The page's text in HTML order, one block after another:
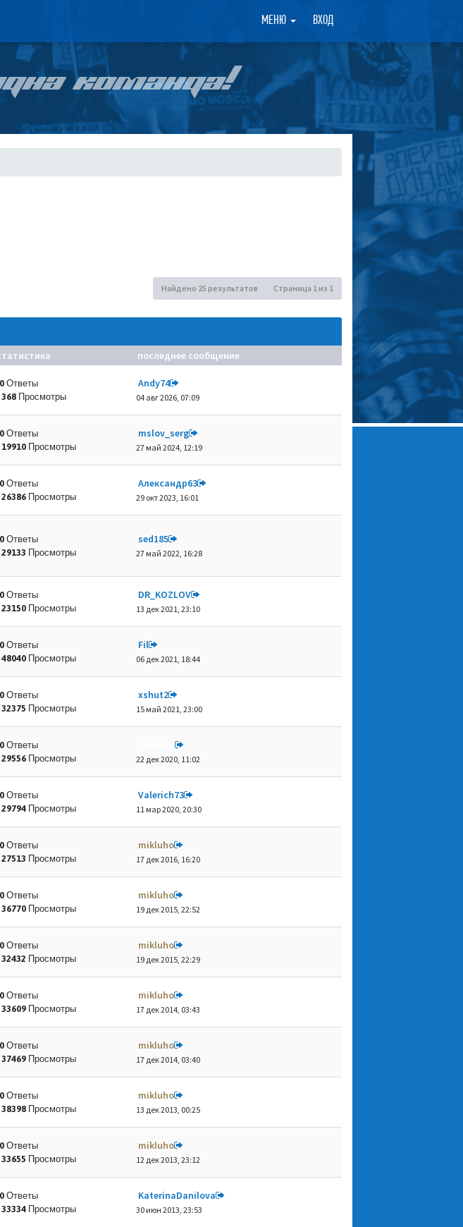
МЕНЮ ВХОД ×
КОМАНДА!
Найдено 25 результатов Страница 1из 1
последнее сообщение
0 Ответы
368 Просмотры
Andy74
04 авг 2026, 07:09
0 Ответы
19910 Просмотры
mslov_serg
27 май 2024, 12:19
0 Ответы
26386 Просмотры
Александр63
29 окт 2023, 16:01
0 Ответы
29133 Просмотры
sed185
27 май 2022, 16:28
0 Ответы
23150 Просмотры
DR_KOZLOV
13 дек 2021, 23:10
0 Ответы
48040 Просмотры
Fil
06 дек 2021, 18:44
0 Ответы
32375 Просмотры
xshut2
15 май 2021, 23:00
0 Ответы
29556 Просмотры
22 дек 2020, 11:02
0 Ответы
29794 Просмотры
Valerich73
11 мар 2020, 20:30
0 Ответы
27513 Просмотры
mikluho
17 дек 2016, 16:20
0 Ответы
36770 Просмотры
mikluho
19 дек 2015, 22:52
0 Ответы
32432 Просмотры
mikluho
19 дек 2015, 22:29
0 Ответы
33609 Просмотры
mikluho
17 дек 2014, 03:43
0 Ответы
37469 Просмотры
mikluho
17 дек 2014, 03:40
0 Ответы
38398 Просмотры
mikluho
13 дек 2013, 00:25
0 Ответы
33655 Просмотры
mikluho
12 дек 2013, 23:12
0 Ответы
33334 Просмотры
KaterinaDanilova
30 июн 2013, 23:53